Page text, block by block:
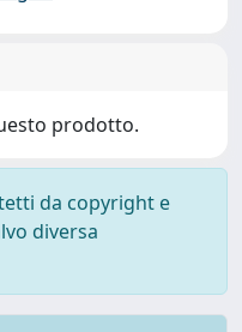
prodotto.
da copyright e
diversa